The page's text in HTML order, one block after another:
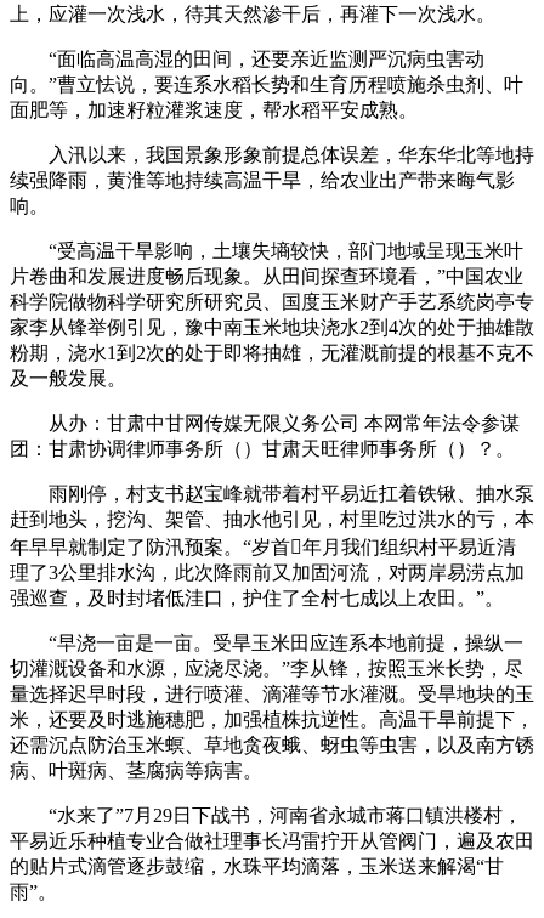
上，应灌一次浅水，待其天然渗干后，再灌下一次浅水。
“面临高温高湿的田间，还要亲近监测严沉病虫害动
向。”曹立怯说，要连系水稻长势和生育历程喷施杀虫剂、叶
面肥等，加速籽粒灌浆速度，帮水稻平安成熟。
入汛以来，我国景象形象前提总体误差，华东华北等地持
续强降雨，黄淮等地持续高温干旱，给农业出产带来晦气影
响。
“受高温干旱影响，土壤失墒较快，部门地域呈现玉米叶
片卷曲和发展进度畅后现象。从田间探查环境看，”中国农业
科学院做物科学研究所研究员、国度玉米财产手艺系统岗亭专
家李从锋举例引见，豫中南玉米地块浇水2到4次的处于抽雄散
粉期，浇水1到2次的处于即将抽雄，无灌溉前提的根基不克不
及一般发展。
从办：甘肃中甘网传媒无限义务公司 本网常年法令参谋
团：甘肃协调律师事务所（）甘肃天旺律师事务所（）？。
雨刚停，村支书赵宝峰就带着村平易近扛着铁锹、抽水泵
赶到地头，挖沟、架管、抽水他引见，村里吃过洪水的亏，本
年早早就制定了防汛预案。“岁首年月我们组织村平易近清
理了3公里排水沟，此次降雨前又加固河流，对两岸易涝点加
强巡查，及时封堵低洼口，护住了全村七成以上农田。”。
“早浇一亩是一亩。受旱玉米田应连系本地前提，操纵一
切灌溉设备和水源，应浇尽浇。”李从锋，按照玉米长势，尽
量选择迟早时段，进行喷灌、滴灌等节水灌溉。受旱地块的玉
米，还要及时逃施穗肥，加强植株抗逆性。高温干旱前提下，
还需沉点防治玉米螟、草地贪夜蛾、蚜虫等虫害，以及南方锈
病、叶斑病、茎腐病等病害。
“水来了”7月29日下战书，河南省永城市蒋口镇洪楼村，
平易近乐种植专业合做社理事长冯雷拧开从管阀门，遍及农田
的贴片式滴管逐步鼓缩，水珠平均滴落，玉米送来解渴“甘
雨”。